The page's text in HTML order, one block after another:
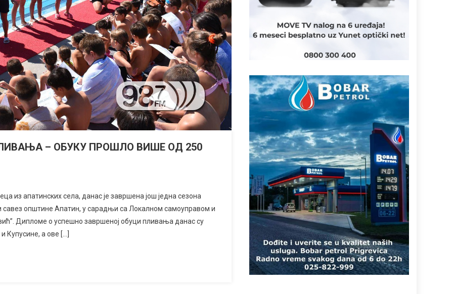
– ОБУКУ ПРОШЛО ВИШЕ ОД 250
из апатинских села, данас је завршена још једна сезона
савез општине Апатин, у сарадњи са Локалном самоуправом и
Дипломе о успешно завршеној обуци пливања данас су
Купусине, а ове […]